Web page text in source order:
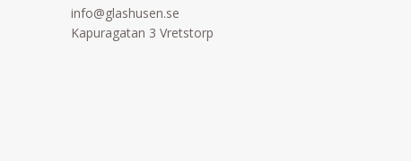
info@glashusen.se
Kapuragatan 3 Vretstorp